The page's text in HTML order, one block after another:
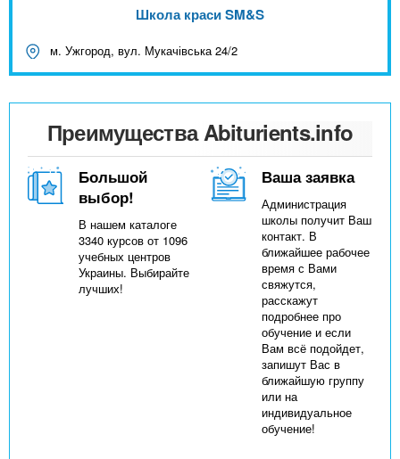
Школа краси SM&S
м. Ужгород, вул. Мукачівська 24/2
Преимущества Abiturients.info
Большой
выбор!
В нашем каталоге
3340 курсов от 1096
учебных центров
Украины. Выбирайте
лучших!
Ваша заявка
Администрация
школы получит Ваш
контакт. В
ближайшее рабочее
время с Вами
свяжутся,
расскажут
подробнее про
обучение и если
Вам всё подойдет,
запишут Вас в
ближайшую группу
или на
индивидуальное
обучение!